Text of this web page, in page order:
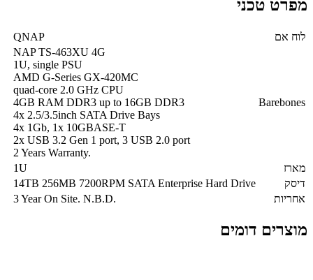
מפרט טכני
לוח אם QNAP
Barebones
NAP TS-463XU 4G
1U, single PSU
AMD G-Series GX-420MC
quad-core 2.0 GHz CPU
4GB RAM DDR3 up to 16GB DDR3
4x 2.5/3.5inch SATA Drive Bays
4x 1Gb, 1x 10GBASE-T
2x USB 3.2 Gen 1 port, 3 USB 2.0 port
2 Years Warranty.
מארז
1U
דיסק
14TB 256MB 7200RPM SATA Enterprise Hard Drive
אחריות
3 Year On Site. N.B.D.
מוצרים דומים